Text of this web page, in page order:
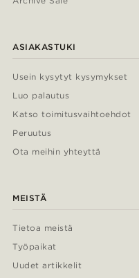
ASIAKASTUKI
Usein kysytyt kysymykset
Luo palautus
Katso toimitusvaihtoehdot
Peruutus
Ota meihin yhteyttä
MEISTÄ
Tietoa meistä
Työpaikat
Uudet artikkelit